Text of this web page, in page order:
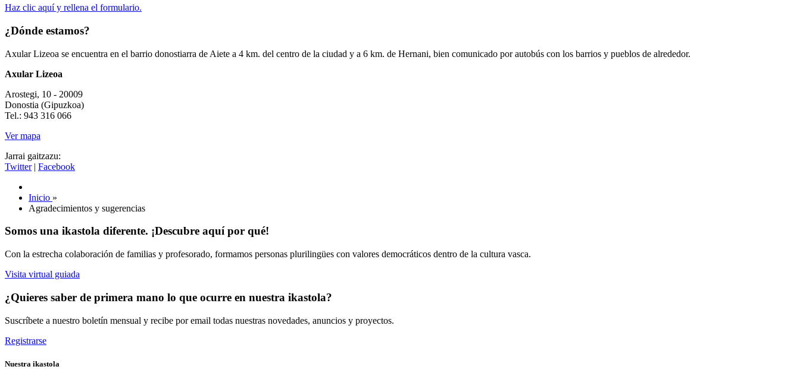
Haz clic aquí y rellena el formulario.
¿Dónde estamos?
Axular Lizeoa se encuentra en el barrio donostiarra de Aiete a 4 km. del centro de la ciudad y a 6 km. de Hernani, bien comunicado por autobús con los barrios y pueblos de alrededor.
Axular Lizeoa
Arostegi, 10 - 20009
Donostia (Gipuzkoa)
Tel.: 943 316 066
Ver mapa
Jarrai gaitzazu:
Twitter| Facebook
Inicio »
Agradecimientos y sugerencias
Somos una ikastola diferente. ¡Descubre aquí por qué!
Con la estrecha colaboración de familias y profesorado, formamos personas plurilingües con valores democráticos dentro de la cultura vasca.
Visita virtual guiada
¿Quieres saber de primera mano lo que ocurre en nuestra ikastola?
Suscríbete a nuestro boletín mensual y recibe por email todas nuestras novedades, anuncios y proyectos.
Registrarse
Nuestra ikastola